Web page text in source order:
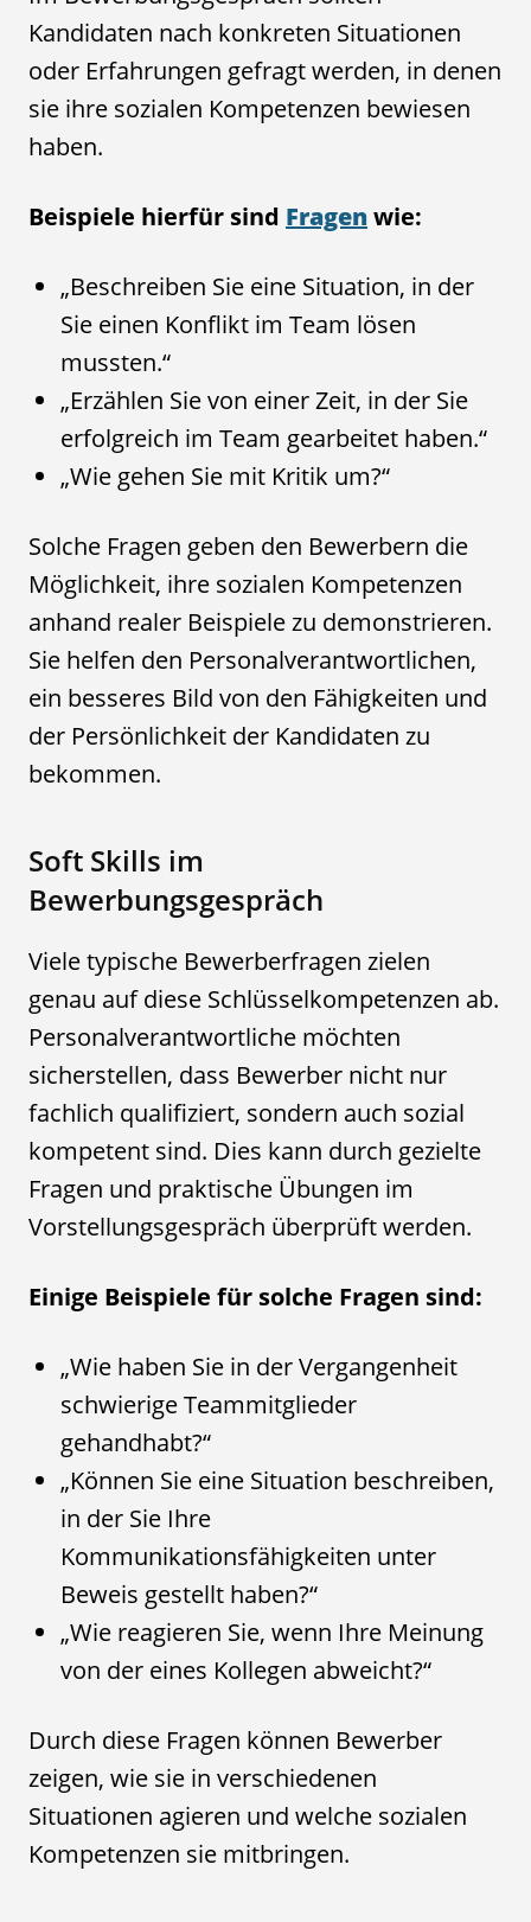
Kandidaten nach konkreten Situationen
oder Erfahrungen gefragt werden, in denen
sie ihre sozialen Kompetenzen bewiesen
haben.
Beispiele hierfür sind Fragenwie:
„Beschreiben Sie eine Situation, in der
Sie einen Konflikt im Team lösen
mussten.“
„Erzählen Sie von einer Zeit, in der Sie
erfolgreich im Team gearbeitet haben.“
„Wie gehen Sie mit Kritik um?“
Solche Fragen geben den Bewerbern die
Möglichkeit, ihre sozialen Kompetenzen
anhand realer Beispiele zu demonstrieren.
Sie helfen den Personalverantwortlichen,
ein besseres Bild von den Fähigkeiten und
der Persönlichkeit der Kandidaten zu
bekommen.
Soft Skills im
Bewerbungsgespräch
Viele typische Bewerberfragen zielen
genau auf diese Schlüsselkompetenzen ab.
Personalverantwortliche möchten
sicherstellen, dass Bewerber nicht nur
fachlich qualifiziert, sondern auch sozial
kompetent sind. Dies kann durch gezielte
Fragen und praktische Übungen im
Vorstellungsgespräch überprüft werden.
Einige Beispiele für solche Fragen sind:
„Wie haben Sie in der Vergangenheit
schwierige Teammitglieder
gehandhabt?“
„Können Sie eine Situation beschreiben,
in der Sie Ihre
Kommunikationsfähigkeiten unter
Beweis gestellt haben?“
„Wie reagieren Sie, wenn Ihre Meinung
von der eines Kollegen abweicht?“
Durch diese Fragen können Bewerber
zeigen, wie sie in verschiedenen
Situationen agieren und welche sozialen
Kompetenzen sie mitbringen.